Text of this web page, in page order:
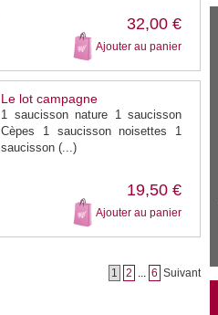
32,00 €
Ajouter au panier
Le lot campagne
1 saucisson nature 1 saucisson
Cèpes 1 saucisson noisettes 1
saucisson (...)
19,50 €
Ajouter au panier
1 2 ... 6 Suivant